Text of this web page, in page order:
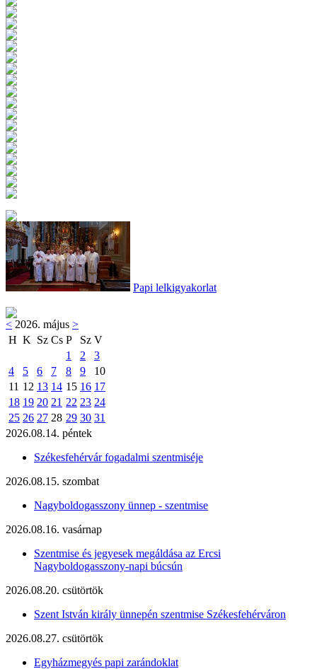
Papi lelkigyakorlat
< 2026. május >
H K Sz Cs P Sz V
1
2
3
4
5 6 7 8 9
10
11 12 13 14 15 16 17
18 19 20 21 22 23 24
25 26 27 28 29 30 31
2026.08.14. péntek
Székesfehérvár fogadalmi szentmiséje
2026.08.15. szombat
Nagyboldogasszony ünnep - szentmise
2026.08.16. vasárnap
Szentmise és jegyesek megáldása az Ercsi
Nagyboldogasszony-napi búcsún
2026.08.20. csütörtök
Szent István király ünnepén szentmise Székesfehérváron
2026.08.27. csütörtök
Egyházmegyés papi zarándoklat